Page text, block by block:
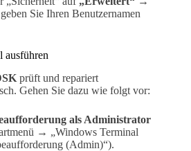
Sie Ihren Benutzernamen
prüft und repariert
Gehen Sie dazu wie folgt vor:
als Administrator
→ „Windows Terminal
(Admin)“).